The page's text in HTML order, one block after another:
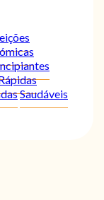
Saudáveis